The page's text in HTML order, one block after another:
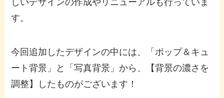
す。
今回追加したデザインの中には、「ポップ＆キュ
ート背景」と「写真背景」から、【背景の濃さを
調整】したものがございます！